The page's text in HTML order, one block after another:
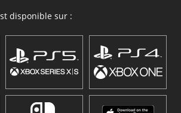
disponible sur :